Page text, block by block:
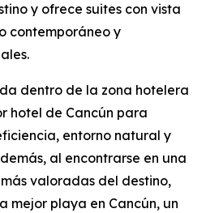
y ofrece suites con vista
contemporáneo y
dentro de la zona hotelera
hotel de Cancún para
entorno natural y
al encontrarse en una
valoradas del destino,
mejor playa en Cancún, un